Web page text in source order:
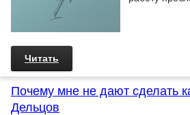
Читать
Почему мне не дают сделать
Дельцов